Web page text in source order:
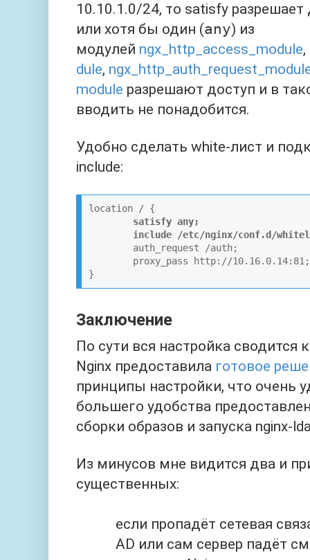
10.10.1.0/24, то satisfy разрешает
или хотя бы один (any) из
модулей ngx_http_access_module,
dule,
module разрешают доступ и в
вводить не понадобится.
Удобно сделать white-лист и
include:
location / {
satisfy any;
include /etc/nginx/conf.d/
}
Заключение
По сути вся настройка сводится
Nginx предоставила готовое
принципы настройки, что очень
большего удобства
сборки образов и запуска nginx-
Из минусов мне видится два и
существенных:
если пропадёт сетевая
AD или сам сервер падёт